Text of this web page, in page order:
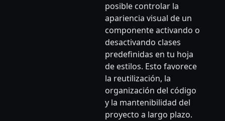
posible controlar la
apariencia visual de un
componente activando o
desactivando clases
predefinidas en tu hoja
de estilos. Esto favorece
la reutilización, la
organización del código
y la mantenibilidad del
proyecto a largo plazo.